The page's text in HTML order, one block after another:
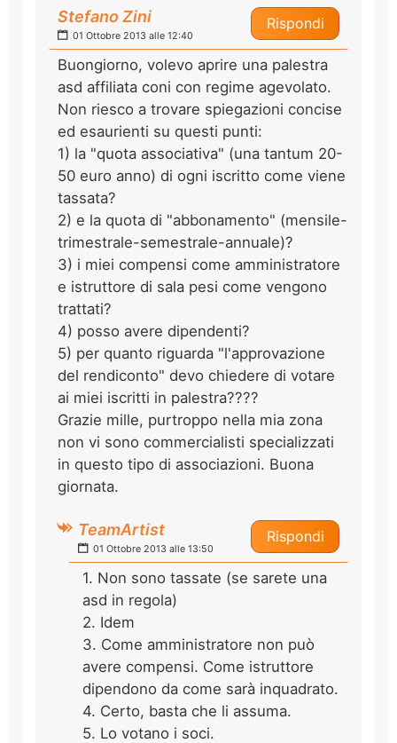
Rispondi
Stefano Zini
01 Ottobre 2013 alle 12:40
Buongiorno, volevo aprire una palestra
asd affiliata coni con regime agevolato.
Non riesco a trovare spiegazioni concise
ed esaurienti su questi punti:
1) la "quota associativa" (una tantum 20-
50 euro anno) di ogni iscritto come viene
tassata?
2) e la quota di "abbonamento" (mensile-
trimestrale-semestrale-annuale)?
3) i miei compensi come amministratore
e istruttore di sala pesi come vengono
trattati?
4) posso avere dipendenti?
5) per quanto riguarda "l'approvazione
del rendiconto" devo chiedere di votare
ai miei iscritti in palestra????
Grazie mille, purtroppo nella mia zona
non vi sono commercialisti specializzati
in questo tipo di associazioni. Buona
giornata.
Rispondi
TeamArtist
01 Ottobre 2013 alle 13:50
1. Non sono tassate (se sarete una
asd in regola)
2. Idem
3. Come amministratore non può
avere compensi. Come istruttore
dipendono da come sarà inquadrato.
4. Certo, basta che li assuma.
5. Lo votano i soci.